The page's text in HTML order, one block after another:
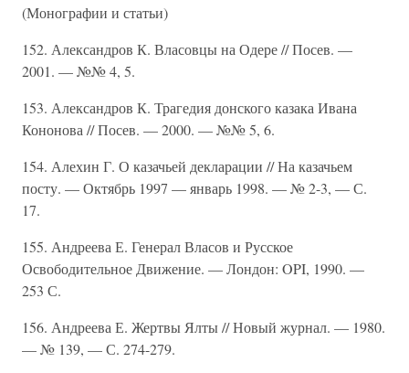
(Монографии и статьи)
152. Александров К. Власовцы на Одере // Посев. —
2001. — №№ 4, 5.
153. Александров К. Трагедия донского казака Ивана
Кононова // Посев. — 2000. — №№ 5, 6.
154. Алехин Г. О казачьей декларации // На казачьем
посту. — Октябрь 1997 — январь 1998. — № 2-3, — С.
17.
155. Андреева Е. Генерал Власов и Русское
Освободительное Движение. — Лондон: OPI, 1990. —
253 С.
156. Андреева Е. Жертвы Ялты // Новый журнал. — 1980.
— № 139, — С. 274-279.